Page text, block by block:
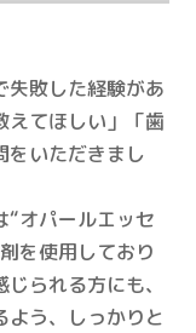
失敗した経験があ
えてほしい」「歯
をいただきまし
“オパールエッセ
を使用しており
られる方にも、
よう、しっかりと